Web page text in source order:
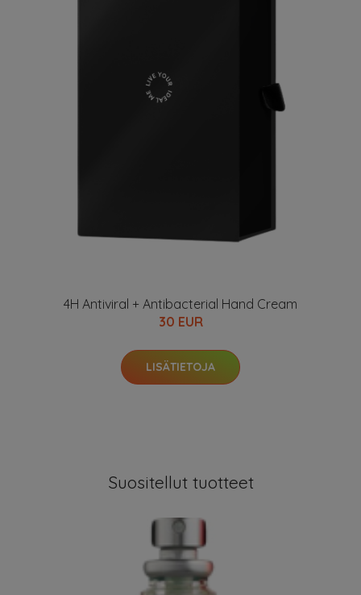
4H Antiviral + Antibacterial Hand Cream
30 EUR
LISÄTIETOJA
Suositellut tuotteet